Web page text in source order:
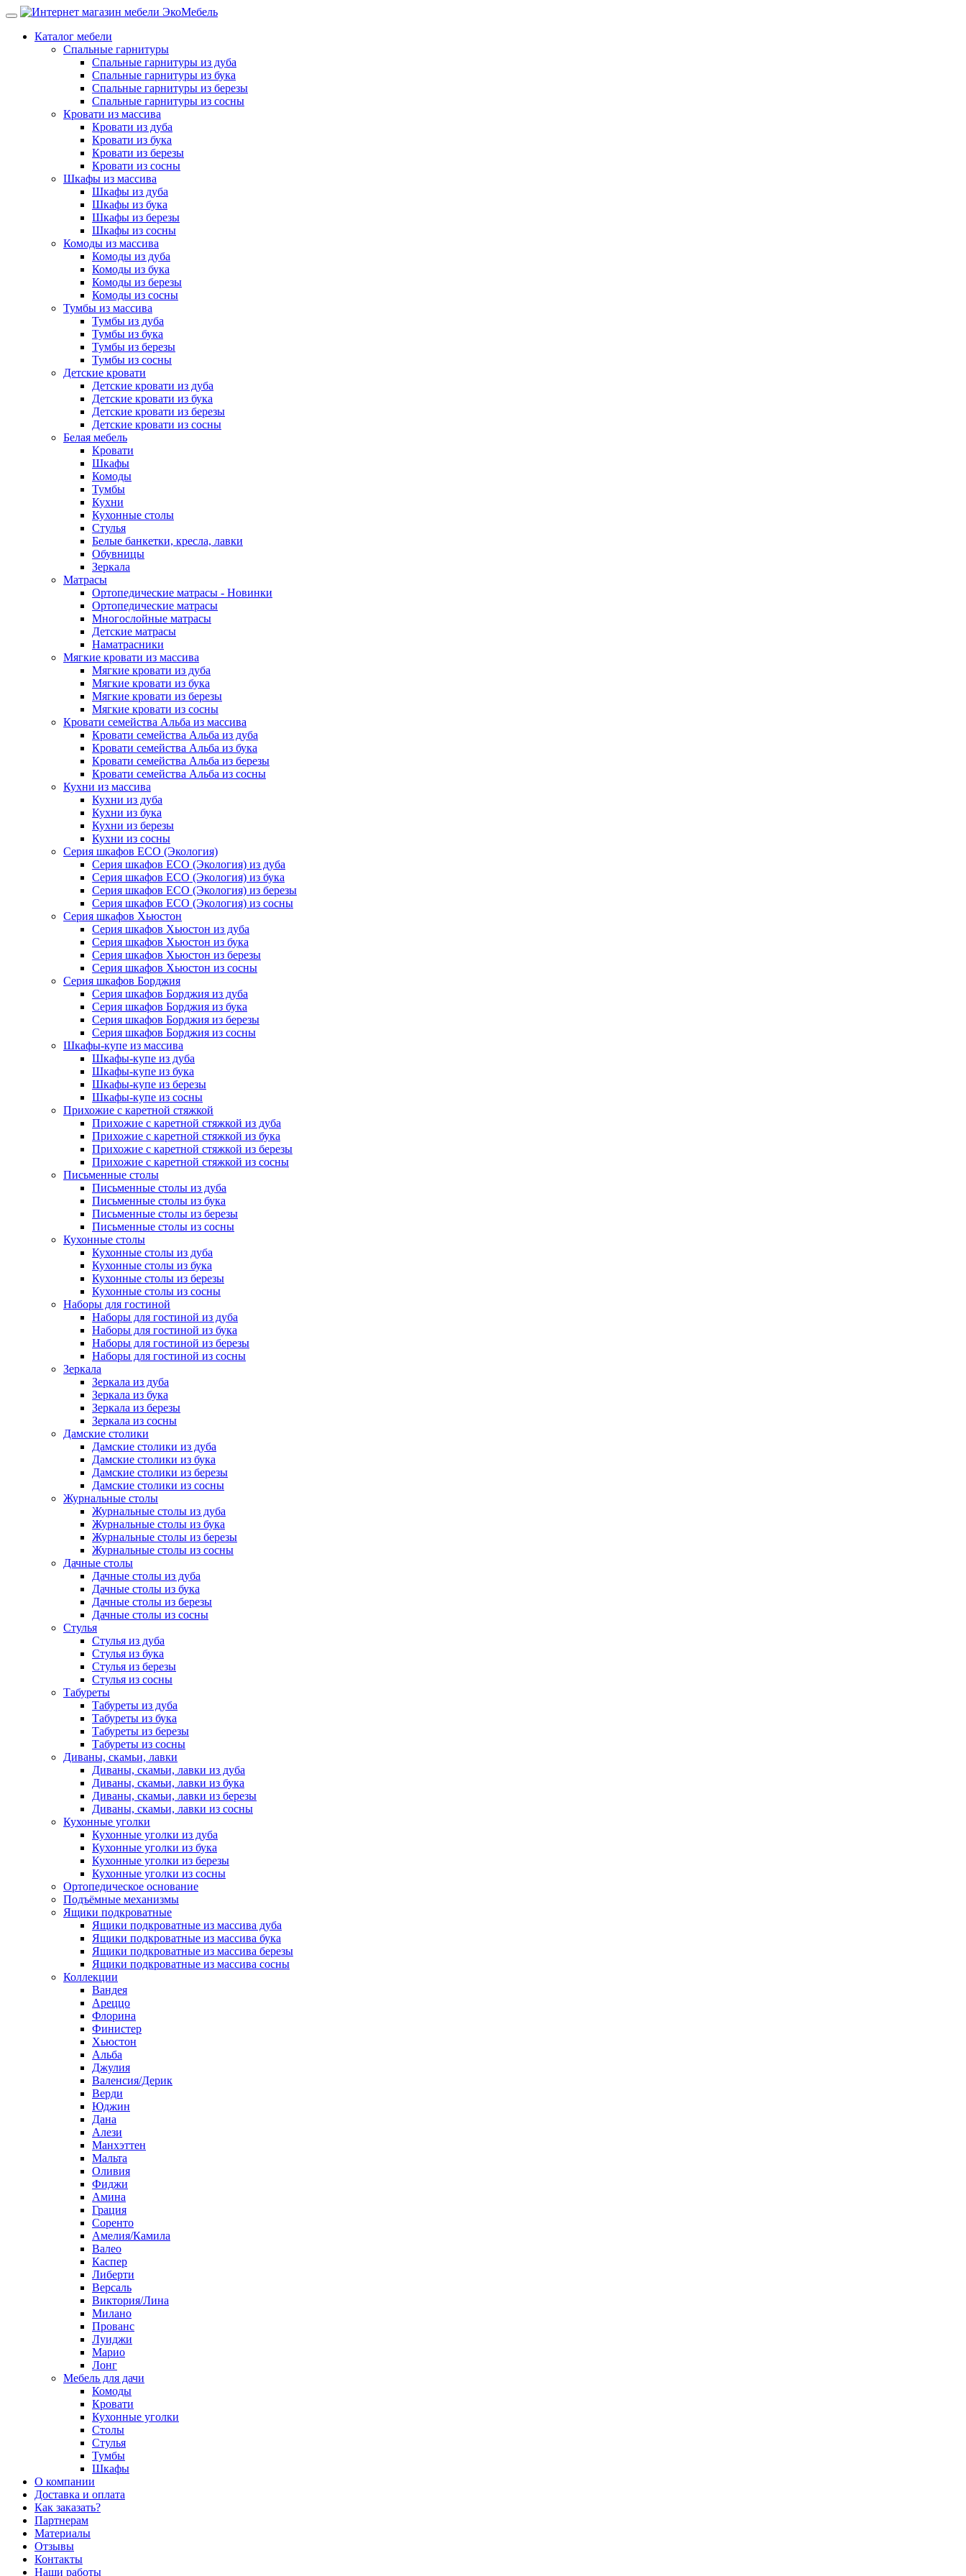
Каталог мебели
Спальные гарнитуры
Спальные гарнитуры из дуба
Спальные гарнитуры из бука
Спальные гарнитуры из березы
Спальные гарнитуры из сосны
Кровати из массива
Кровати из дуба
Кровати из бука
Кровати из березы
Кровати из сосны
Шкафы из массива
Шкафы из дуба
Шкафы из бука
Шкафы из березы
Шкафы из сосны
Комоды из массива
Комоды из дуба
Комоды из бука
Комоды из березы
Комоды из сосны
Тумбы из массива
Тумбы из дуба
Тумбы из бука
Тумбы из березы
Тумбы из сосны
Детские кровати
Детские кровати из дуба
Детские кровати из бука
Детские кровати из березы
Детские кровати из сосны
Белая мебель
Кровати
Шкафы
Комоды
Тумбы
Кухни
Кухонные столы
Стулья
Белые банкетки, кресла, лавки
Обувницы
Зеркала
Матрасы
Ортопедические матрасы - Новинки
Ортопедические матрасы
Многослойные матрасы
Детские матрасы
Наматрасники
Мягкие кровати из массива
Мягкие кровати из дуба
Мягкие кровати из бука
Мягкие кровати из березы
Мягкие кровати из сосны
Кровати семейства Альба из массива
Кровати семейства Альба из дуба
Кровати семейства Альба из бука
Кровати семейства Альба из березы
Кровати семейства Альба из сосны
Кухни из массива
Кухни из дуба
Кухни из бука
Кухни из березы
Кухни из сосны
Серия шкафов ECO (Экология)
Серия шкафов ECO (Экология) из дуба
Серия шкафов ECO (Экология) из бука
Серия шкафов ECO (Экология) из березы
Серия шкафов ECO (Экология) из сосны
Серия шкафов Хьюстон
Серия шкафов Хьюстон из дуба
Серия шкафов Хьюстон из бука
Серия шкафов Хьюстон из березы
Серия шкафов Хьюстон из сосны
Серия шкафов Борджия
Серия шкафов Борджия из дуба
Серия шкафов Борджия из бука
Серия шкафов Борджия из березы
Серия шкафов Борджия из сосны
Шкафы-купе из массива
Шкафы-купе из дуба
Шкафы-купе из бука
Шкафы-купе из березы
Шкафы-купе из сосны
Прихожие с каретной стяжкой
Прихожие с каретной стяжкой из дуба
Прихожие с каретной стяжкой из бука
Прихожие с каретной стяжкой из березы
Прихожие с каретной стяжкой из сосны
Письменные столы
Письменные столы из дуба
Письменные столы из бука
Письменные столы из березы
Письменные столы из сосны
Кухонные столы
Кухонные столы из дуба
Кухонные столы из бука
Кухонные столы из березы
Кухонные столы из сосны
Наборы для гостиной
Наборы для гостиной из дуба
Наборы для гостиной из бука
Наборы для гостиной из березы
Наборы для гостиной из сосны
Зеркала
Зеркала из дуба
Зеркала из бука
Зеркала из березы
Зеркала из сосны
Дамские столики
Дамские столики из дуба
Дамские столики из бука
Дамские столики из березы
Дамские столики из сосны
Журнальные столы
Журнальные столы из дуба
Журнальные столы из бука
Журнальные столы из березы
Журнальные столы из сосны
Дачные столы
Дачные столы из дуба
Дачные столы из бука
Дачные столы из березы
Дачные столы из сосны
Стулья
Стулья из дуба
Стулья из бука
Стулья из березы
Стулья из сосны
Табуреты
Табуреты из дуба
Табуреты из бука
Табуреты из березы
Табуреты из сосны
Диваны, скамьи, лавки
Диваны, скамьи, лавки из дуба
Диваны, скамьи, лавки из бука
Диваны, скамьи, лавки из березы
Диваны, скамьи, лавки из сосны
Кухонные уголки
Кухонные уголки из дуба
Кухонные уголки из бука
Кухонные уголки из березы
Кухонные уголки из сосны
Ортопедическое основание
Подъёмные механизмы
Ящики подкроватные
Ящики подкроватные из массива дуба
Ящики подкроватные из массива бука
Ящики подкроватные из массива березы
Ящики подкроватные из массива сосны
Коллекции
Вандея
Ареццо
Флорина
Финистер
Хьюстон
Альба
Джулия
Валенсия/Дерик
Верди
Юджин
Дана
Алези
Манхэттен
Мальта
Оливия
Фиджи
Амина
Грация
Соренто
Амелия/Камила
Валео
Каспер
Либерти
Версаль
Виктория/Лина
Милано
Прованс
Луиджи
Марио
Лонг
Мебель для дачи
Комоды
Кровати
Кухонные уголки
Столы
Стулья
Тумбы
Шкафы
О компании
Доставка и оплата
Как заказать?
Партнерам
Материалы
Отзывы
Контакты
Наши работы